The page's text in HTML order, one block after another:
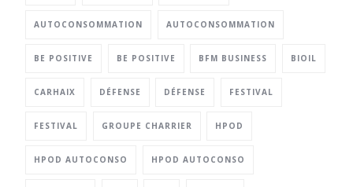
AUTOCONSOMMATION AUTOCONSOMMATION
BE POSITIVE BE POSITIVE BFM BUSINESS BIOIL
CARHAIX DÉFENSE DÉFENSE FESTIVAL
FESTIVAL GROUPE CHARRIER HPOD
HPOD AUTOCONSO HPOD AUTOCONSO